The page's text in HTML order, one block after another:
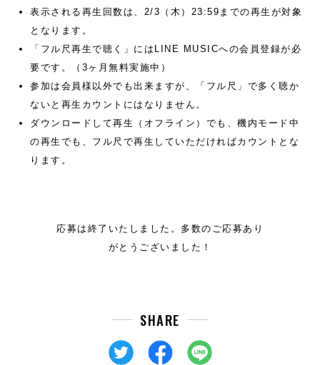
表示される再生回数は、2/3（木）23:59までの再生が対象
となります。
「フル尺再生で聴く」にはLINE MUSICへの会員登録が必
要です。（3ヶ月無料実施中）
参加は会員様以外でも出来ますが、「フル尺」で多く聴か
ないと再生カウントにはなりません。
ダウンロードして再生（オフライン）でも、機内モード中
の再生でも、フル尺で再生していただければカウントとな
ります。
応募は終了いたしました。多数のご応募あり
がとうございました！
SHARE